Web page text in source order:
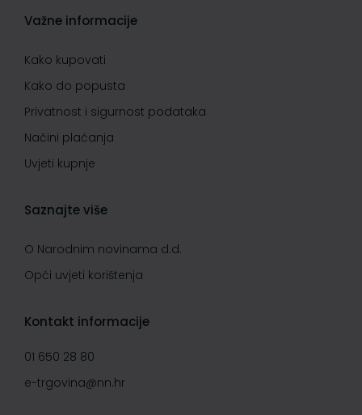
Važne informacije
Kako kupovati
Kako do popusta
Privatnost i sigurnost podataka
Načini plaćanja
Uvjeti kupnje
Saznajte više
O Narodnim novinama d.d.
Opći uvjeti korištenja
Kontakt informacije
01 650 28 80
e-trgovina@nn.hr